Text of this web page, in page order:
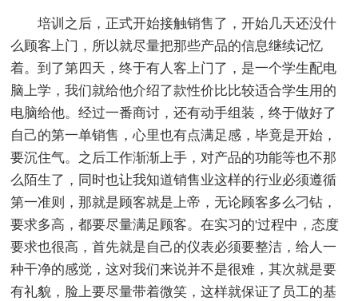
培训之后，正式开始接触销售了，开始几天还没什
么顾客上门，所以就尽量把那些产品的信息继续记忆
着。到了第四天，终于有人客上门了，是一个学生配电
脑上学，我们就给他介绍了款性价比比较适合学生用的
电脑给他。经过一番商讨，还有动手组装，终于做好了
自己的第一单销售，心里也有点满足感，毕竟是开始，
要沉住气。之后工作渐渐上手，对产品的功能等也不那
么陌生了，同时也让我知道销售业这样的行业必须遵循
第一准则，那就是顾客就是上帝，无论顾客多么刁钻，
要求多高，都要尽量满足顾客。在实习的'过程中，态度
要求也很高，首先就是自己的仪表必须要整洁，给人一
种干净的感觉，这对我们来说并不是很难，其次就是要
有礼貌，脸上要尽量带着微笑，这样就保证了员工的基